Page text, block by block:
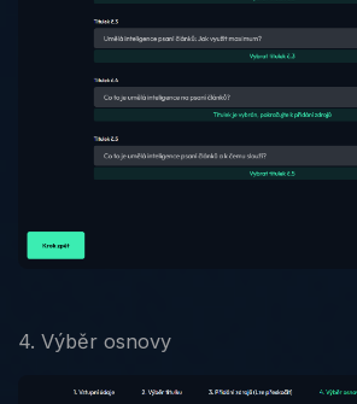
4. Výběr osnovy